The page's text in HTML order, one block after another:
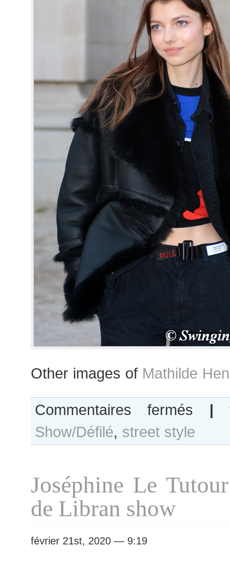
Other images of Mathilde
Commentaires fermés Mathilde
Henning
after
show
|
Show/Défilé, street style
Joséphine Le
de Libran show
février 21st, 2020 — 9:19